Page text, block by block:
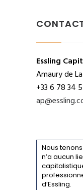
Essling
Amaury de
+33 6 78 34
Nous
n’a aucun
d’Essling.